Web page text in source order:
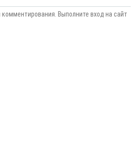
Выполните вход на сайт